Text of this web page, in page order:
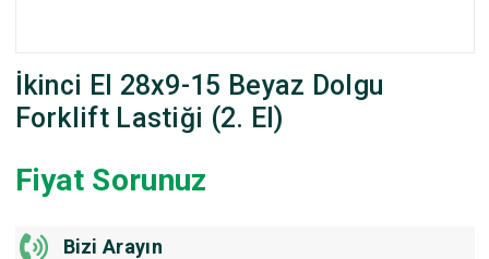
İkinci El 28x9-15 Beyaz Dolgu
Forklift Lastiği (2. El)
Fiyat Sorunuz
Bizi Arayın